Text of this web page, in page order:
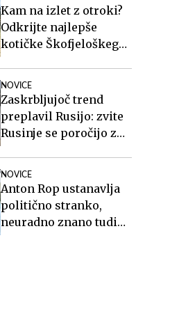
Kam na izlet z otroki?
Odkrijte najlepše
kotičke Škofjeloškega
NOVICE
Zaskrbljujoč trend
preplavil Rusijo: zvite
Rusinje se poročijo z
poberejo ves denar
NOVICE
Anton Rop ustanavlja
politično stranko,
neuradno znano tudi